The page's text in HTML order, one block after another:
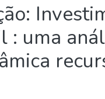
: uma